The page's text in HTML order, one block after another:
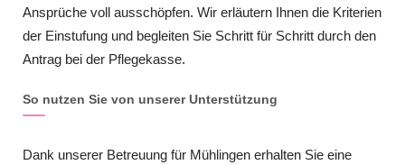
Ansprüche voll ausschöpfen. Wir erläutern Ihnen die Kriterien
der Einstufung und begleiten Sie Schritt für Schritt durch den
Antrag bei der Pflegekasse.
So nutzen Sie von unserer Unterstützung
Dank unserer Betreuung für Mühlingen erhalten Sie eine